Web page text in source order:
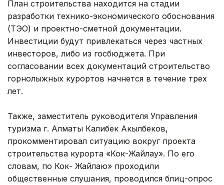
План строительства находится на стадии
разработки технико-экономического обоснования
(ТЭО) и проектно-сметной документации.
Инвестиции будут привлекаться через частных
инвесторов, либо из госбюджета. При
согласовании всех документаций строительство
горнолыжных курортов начнется в течение трех
лет.
Также, заместитель руководителя Управления
туризма г. Алматы Калибек Акылбеков,
прокомментировал ситуацию вокруг проекта
строительства курорта «Кок-Жайлау». По его
словам, по Кок- Жайлаю» проходили
общественные слушания, проводился блиц-опрос